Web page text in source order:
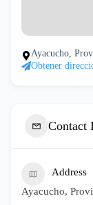
Ayacucho,
Obtener
Contact
Address
Ayacucho,